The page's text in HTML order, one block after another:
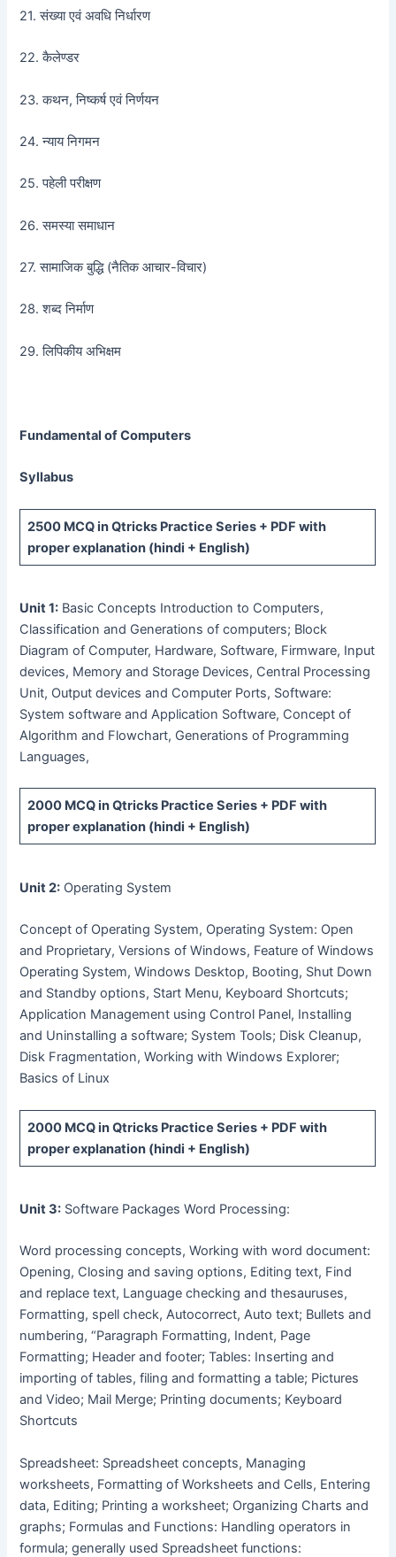
21. संख्या एवं अवधि निर्धारण
22. कैलेण्डर
23. कथन, निष्कर्ष एवं निर्णयन
24. न्याय निगमन
25. पहेली परीक्षण
26. समस्या समाधान
27. सामाजिक बुद्धि (नैतिक आचार-विचार)
28. शब्द निर्माण
29. लिपिकीय अभिक्षम
Fundamental of Computers
Syllabus
2500 MCQin Qtricks Practice Series + PDF with
proper explanation (hindi + English)
Unit 1: Basic Concepts Introduction to Computers,
Classification and Generations of computers; Block
Diagram of Computer, Hardware, Software, Firmware, Input
devices, Memory and Storage Devices, Central Processing
Unit, Output devices and Computer Ports, Software:
System software and Application Software, Concept of
Algorithm and Flowchart, Generations of Programming
Languages,
2000 MCQin Qtricks Practice Series + PDF with
proper explanation (hindi + English)
Unit 2: Operating System
Concept of Operating System, Operating System: Open
and Proprietary, Versions of Windows, Feature of Windows
Operating System, Windows Desktop, Booting, Shut Down
and Standby options, Start Menu, Keyboard Shortcuts;
Application Management using Control Panel, Installing
and Uninstalling a software; System Tools; Disk Cleanup,
Disk Fragmentation, Working with Windows Explorer;
Basics of Linux
2000 MCQin Qtricks Practice Series + PDF with
proper explanation (hindi + English)
Unit 3: Software Packages Word Processing:
Word processing concepts, Working with word document:
Opening, Closing and saving options, Editing text, Find
and replace text, Language checking and thesauruses,
Formatting, spell check, Autocorrect, Auto text; Bullets and
numbering, “Paragraph Formatting, Indent, Page
Formatting; Header and footer; Tables: Inserting and
importing of tables, filing and formatting a table; Pictures
and Video; Mail Merge; Printing documents; Keyboard
Shortcuts
Spreadsheet: Spreadsheet concepts, Managing
worksheets, Formatting of Worksheets and Cells, Entering
data, Editing; Printing a worksheet; Organizing Charts and
graphs; Formulas and Functions: Handling operators in
formula; generally used Spreadsheet functions: